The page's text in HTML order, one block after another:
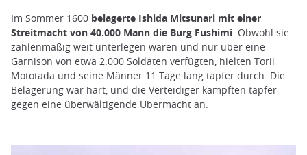
Im Sommer 1600 belagerte Ishida Mitsunari mit einer
Streitmacht von 40.000 Mann die Burg Fushimi . Obwohl sie
zahlenmäßig weit unterlegen waren und nur über eine
Garnison von etwa 2.000 Soldaten verfügten, hielten Torii
Mototada und seine Männer 11 Tage lang tapfer durch. Die
Belagerung war hart, und die Verteidiger kämpften tapfer
gegen eine überwältigende Übermacht an.